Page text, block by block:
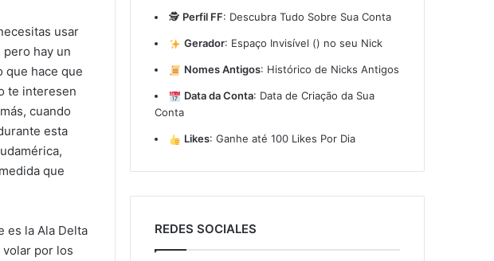
usar
hay un
que hace que
te interesen
cuando
esta
que
es la Ala Delta
por los
🕵️ Perfil FF: Descubra Tudo Sobre Sua Conta
Gerador: Espaço Invisível (ㅤ) no seu Nick
Nomes Antigos: Histórico de Nicks Antigos
Data da Conta: Data de Criação da Sua
Conta
Likes: Ganhe até 100 Likes Por Dia
REDES SOCIALES